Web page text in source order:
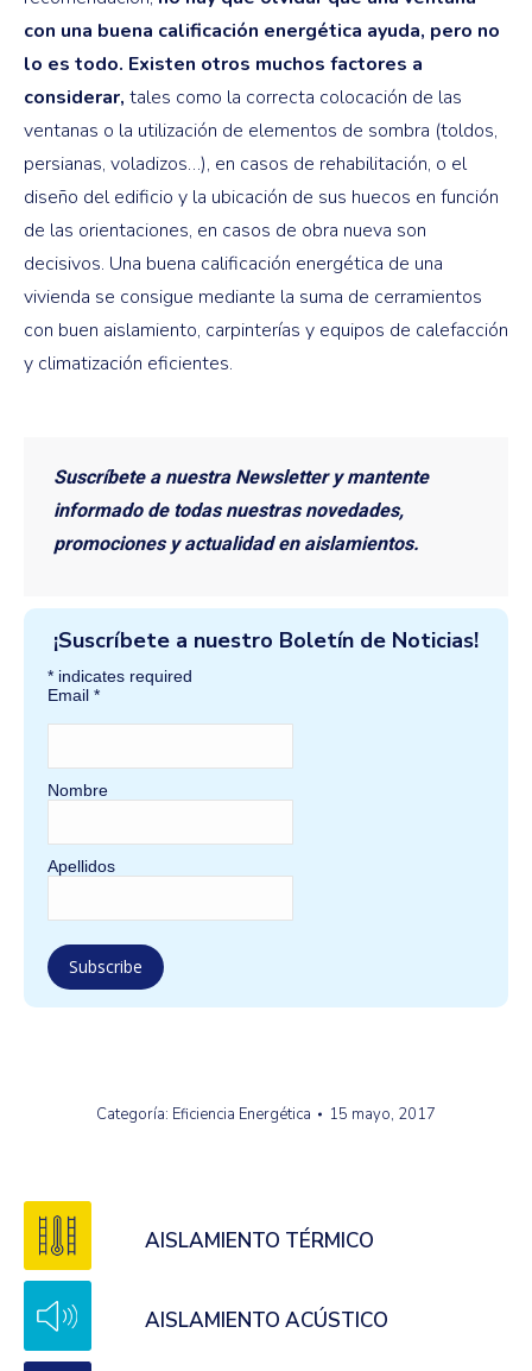
con una buena calificación energética ayuda, pero no
lo es todo. Existen otros muchos factores a
considerar, tales como la correcta colocación de las
ventanas o la utilización de elementos de sombra (toldos,
persianas, voladizos…), en casos de rehabilitación, o el
diseño del edificio y la ubicación de sus huecos en función
de las orientaciones, en casos de obra nueva son
decisivos. Una buena calificación energética de una
vivienda se consigue mediante la suma de cerramientos
con buen aislamiento, carpinterías y equipos de calefacción
y climatización eficientes.
Suscríbete a nuestra Newsletter y mantente
informado de todas nuestras novedades,
promociones y actualidad en aislamientos.
¡Suscríbete a nuestro Boletín de Noticias!
* indicates required
Email *
Nombre
Apellidos
Categoría: Eficiencia Energética 15 mayo, 2017
AISLAMIENTO TÉRMICO
AISLAMIENTO ACÚSTICO